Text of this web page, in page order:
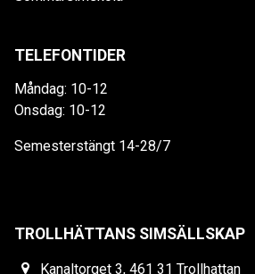
TELEFONTIDER
Måndag: 10-12
Onsdag: 10-12
Semesterstängt 14-28/7
TROLLHÄTTANS SIMSÄLLSKAP
Kanaltorget 3, 461 31 Trollhattan